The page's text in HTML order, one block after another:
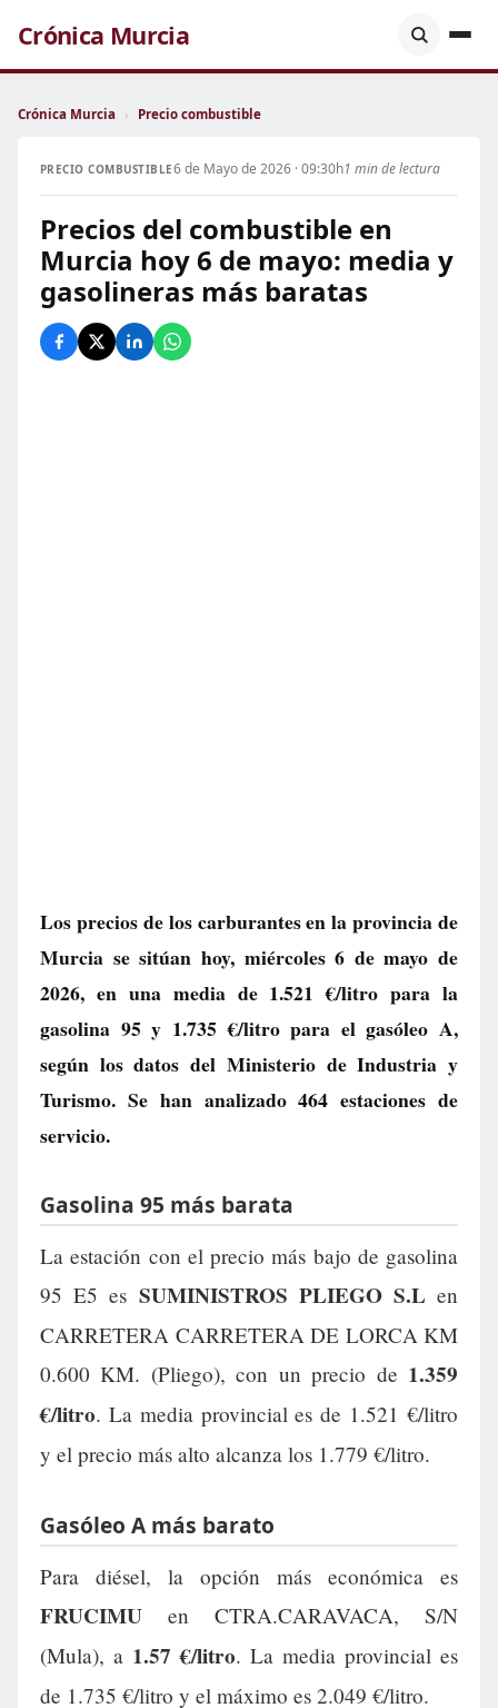
Crónica Murcia
Crónica Murcia › Precio combustible
PRECIO COMBUSTIBLE6 de Mayo de 2026 · 09:30h1 min de lectura
Precios del combustible en
Murcia hoy 6 de mayo: media y
gasolineras más baratas
Los precios de los carburantes en la provincia de
Murcia se sitúan hoy, miércoles 6 de mayo de
2026, en una media de 1.521 €/litro para la
gasolina 95 y 1.735 €/litropara el gasóleo A,
según los datos del Ministerio de Industria y
Turismo. Se han analizado 464 estaciones de
servicio.
Gasolina 95 más barata
La estación con el precio más bajo de gasolina
95 E5 es SUMINISTROS PLIEGO S.L en
CARRETERA CARRETERA DE LORCA KM
0.600 KM. (Pliego), con un precio de 1.359
€/litro. La media provincial es de 1.521 €/litro
y el precio más alto alcanza los 1.779 €/litro.
Gasóleo A más barato
Para diésel, la opción más económica es
FRUCIMU en CTRA.CARAVACA, S/N
(Mula), a 1.57 €/litro. La media provincial es
de 1.735 €/litro y el máximo es 2.049 €/litro.